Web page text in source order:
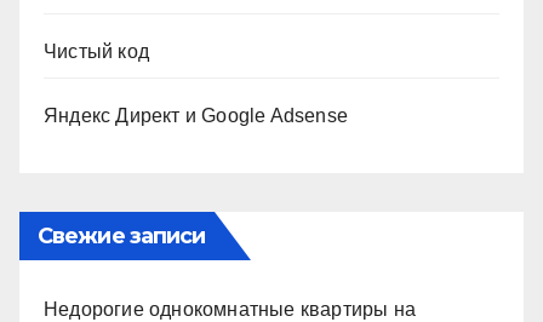
Чистый код
Яндекс Директ и Google Adsense
Свежие записи
Недорогие однокомнатные квартиры на